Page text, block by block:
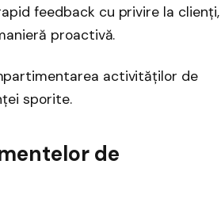
feedback cu privire la clienți,
proactivă.
activităților de
sporite.
de